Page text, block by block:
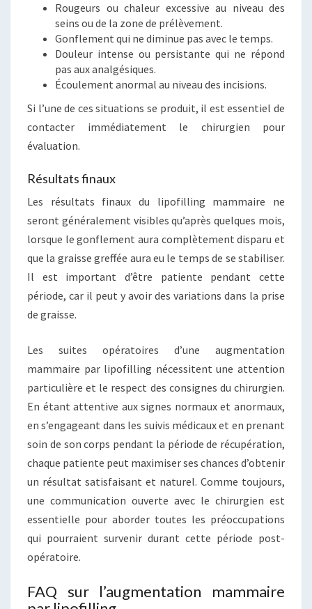
Rougeurs ou chaleur excessive au niveau des
seins ou de la zone de prélèvement.
Gonflement qui ne diminue pas avec le temps.
Douleur intense ou persistante qui ne répond
pas aux analgésiques.
Écoulement anormal au niveau des incisions.
Si l’une de ces situations se produit, il est essentiel de
contacter immédiatement le chirurgien pour
évaluation.
Résultats finaux
Les résultats finaux du lipofilling mammaire ne
seront généralement visibles qu’après quelques mois,
lorsque le gonflement aura complètement disparu et
que la graisse greffée aura eu le temps de se stabiliser.
Il est important d’être patiente pendant cette
période, car il peut y avoir des variations dans la prise
de graisse.
Les suites opératoires d’une augmentation
mammaire par lipofilling nécessitent une attention
particulière et le respect des consignes du chirurgien.
En étant attentive aux signes normaux et anormaux,
en s’engageant dans les suivis médicaux et en prenant
soin de son corps pendant la période de récupération,
chaque patiente peut maximiser ses chances d’obtenir
un résultat satisfaisant et naturel. Comme toujours,
une communication ouverte avec le chirurgien est
essentielle pour aborder toutes les préoccupations
qui pourraient survenir durant cette période post-
opératoire.
FAQ sur l’augmentation mammaire